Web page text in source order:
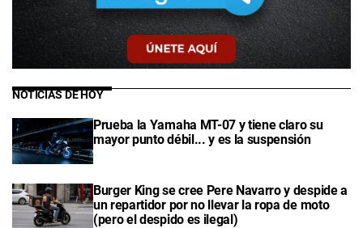
NOTICIAS DE HOY
Prueba la Yamaha MT-07 y tiene claro su
mayor punto débil... y es la suspensión
Burger King se cree Pere Navarro y despide a
un repartidor por no llevar la ropa de moto
(pero el despido es ilegal)